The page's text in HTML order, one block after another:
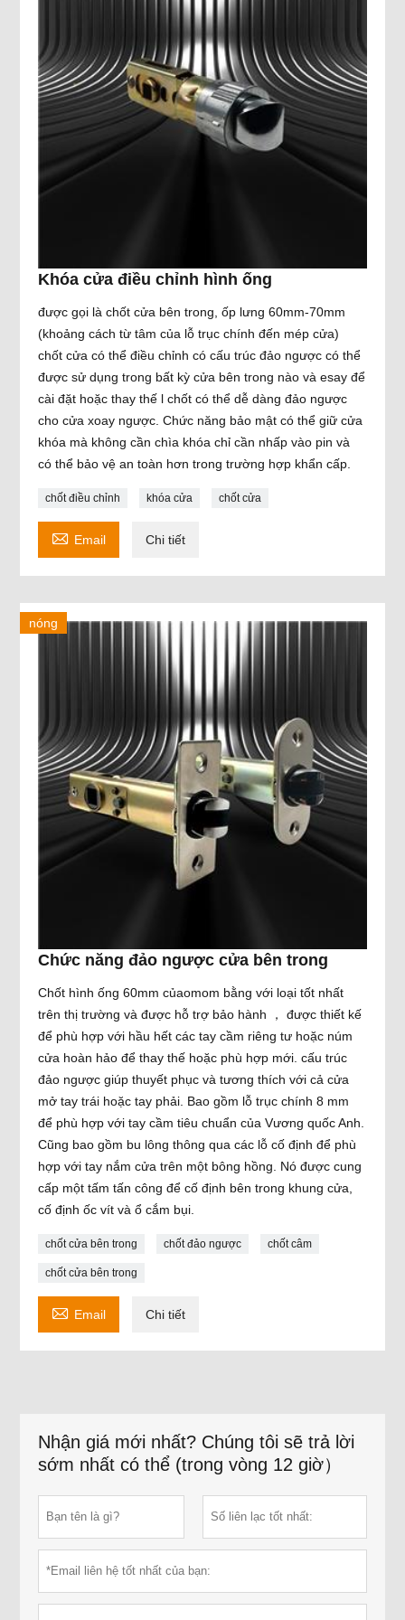
Khóa cửa điều chỉnh hình ống
được gọi là chốt cửa bên trong, ốp lưng 60mm-70mm
(khoảng cách từ tâm của lỗ trục chính đến mép cửa)
chốt cửa có thể điều chỉnh có cấu trúc đảo ngược có thể
được sử dụng trong bất kỳ cửa bên trong nào và esay để
cài đặt hoặc thay thế l chốt có thể dễ dàng đảo ngược
cho cửa xoay ngược. Chức năng bảo mật có thể giữ cửa
khóa mà không cần chìa khóa chỉ cần nhấp vào pin và
có thể bảo vệ an toàn hơn trong trường hợp khẩn cấp.
chốt điều chỉnh khóa cửa chốt cửa
 Email Chi tiết
nóng
Chức năng đảo ngược cửa bên trong
Chốt hình ống 60mm củaomom bằng với loại tốt nhất
trên thị trường và được hỗ trợ bảo hành ， được thiết kế
để phù hợp với hầu hết các tay cầm riêng tư hoặc núm
cửa hoàn hảo để thay thế hoặc phù hợp mới. cấu trúc
đảo ngược giúp thuyết phục và tương thích với cả cửa
mở tay trái hoặc tay phải. Bao gồm lỗ trục chính 8 mm
để phù hợp với tay cầm tiêu chuẩn của Vương quốc Anh.
Cũng bao gồm bu lông thông qua các lỗ cố định để phù
hợp với tay nắm cửa trên một bông hồng. Nó được cung
cấp một tấm tấn công để cố định bên trong khung cửa,
cố định ốc vít và ổ cắm bụi.
chốt cửa bên trong chốt đảo ngược chốt câm
chốt cửa bên trong
 Email Chi tiết
Nhận giá mới nhất? Chúng tôi sẽ trả lời
sớm nhất có thể (trong vòng 12 giờ）